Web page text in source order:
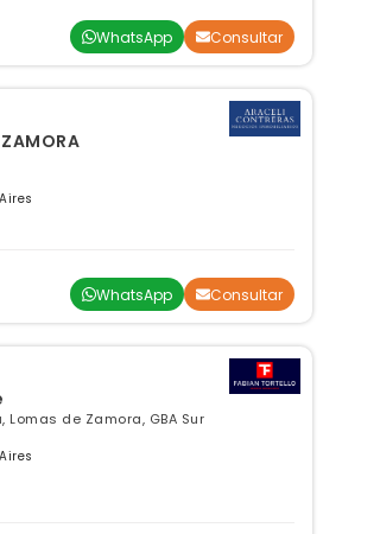
WhatsApp Consultar
ZAMORA
WhatsApp Consultar
Lomas de Zamora, GBA Sur